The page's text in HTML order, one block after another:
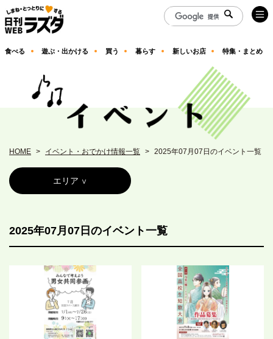
食べる 遊ぶ・出かける 買う 暮らす 新しいお店 特集・まとめ
HOME イベント・おでかけ情報一覧 2025年07月07日のイベント一覧
エリア
2025年07月07日のイベント一覧